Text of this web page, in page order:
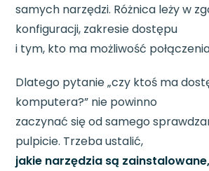
samych narzędzi. Różnica leży w
konfiguracji, zakresie dostępu
i tym, kto ma możliwość
Dlatego pytanie „czy ktoś ma
komputera?” nie powinno
zaczynać się od samego
pulpicie. Trzeba ustalić,
jakie narzędzia są